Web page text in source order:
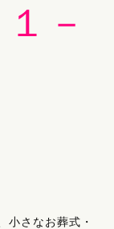
－
小さなお葬式・